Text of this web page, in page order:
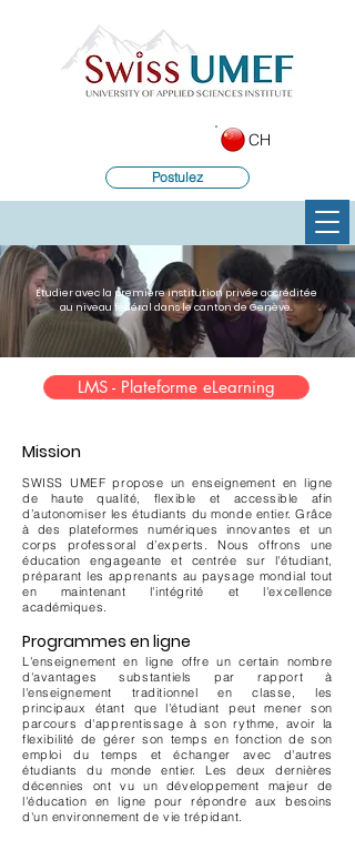
Postulez
CH
Étudier avec la première institution privée accréditée
au niveau fédéral dans le canton de Genève.
LMS - Plateforme eLearning
Mission
SWISS UMEF propose un enseignement en ligne
de haute qualité, flexible et accessible afin
d’autonomiser les étudiants du monde entier. Grâce
à des plateformes numériques innovantes et un
corps professoral d’experts. Nous offrons une
éducation engageante et centrée sur l'étudiant,
préparant les apprenants au paysage mondial tout
en maintenant l'intégrité et l'excellence
académiques.
Programmes en ligne
L'enseignement en ligne offre un certain nombre
d'avantages substantiels par rapport à
l'enseignement traditionnel en classe, les
principaux étant que l'étudiant peut mener son
parcours d'apprentissage à son rythme, avoir la
flexibilité de gérer son temps en fonction de son
emploi du temps et échanger avec d'autres
étudiants du monde entier. Les deux dernières
décennies ont vu un développement majeur de
l'éducation en ligne pour répondre aux besoins
d'un environnement de vie trépidant.